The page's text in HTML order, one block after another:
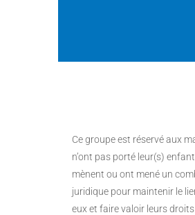
Ce groupe est réservé aux
n’ont pas porté leur(s)
mènent ou ont mené un
juridique pour maintenir le
eux et faire valoir leurs